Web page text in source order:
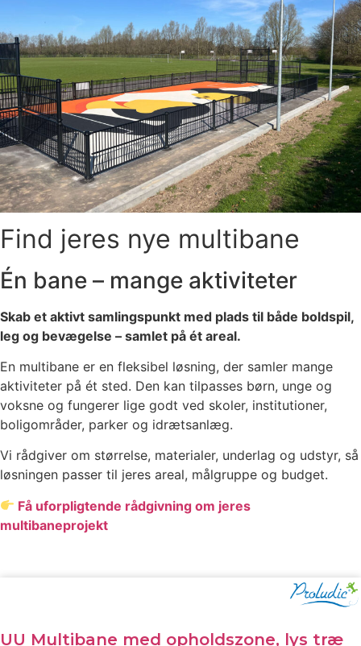
Find jeres nye multibane
Én bane – mange aktiviteter
Skab et aktivt samlingspunkt med plads til både boldspil,
leg og bevægelse – samlet på ét areal.
En multibane er en fleksibel løsning, der samler mange
aktiviteter på ét sted. Den kan tilpasses børn, unge og
voksne og fungerer lige godt ved skoler, institutioner,
boligområder, parker og idrætsanlæg.
Vi rådgiver om størrelse, materialer, underlag og udstyr, så
løsningen passer til jeres areal, målgruppe og budget.
Få uforpligtende rådgivning om jeres
multibaneprojekt
UU Multibane med opholdszone, lys træ